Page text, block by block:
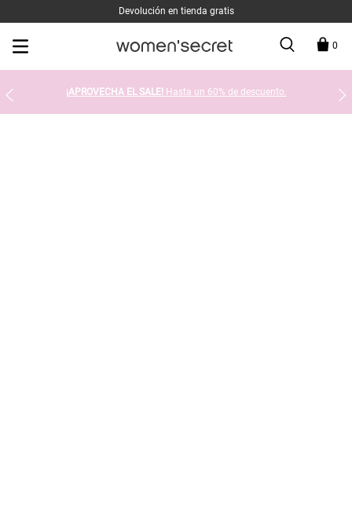
Devolución en tienda gratis
0
¡APROVECHA EL SALE! Hasta un 60% de descuento.